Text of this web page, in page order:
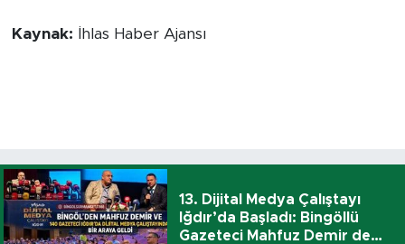
Kaynak: İhlas Haber Ajansı
13. Dijital Medya Çalıştayı
Iğdır’da Başladı: Bingöllü
Gazeteci Mahfuz Demir de